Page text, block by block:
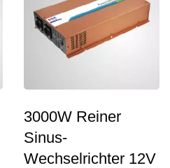
3000W Reiner
Sinus-
Wechselrichter 12V